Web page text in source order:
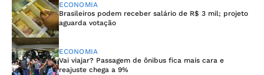
ECONOMIA
Brasileiros podem receber salário de R$ 3 mil; projeto
aguarda votação
ECONOMIA
Vai viajar? Passagem de ônibus fica mais cara e
reajuste chega a 9%